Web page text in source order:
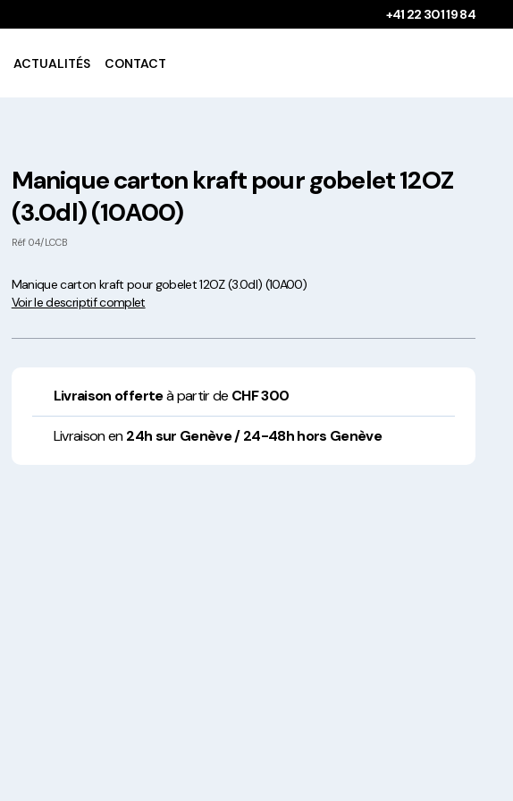
+41 22 301 19 84
Gobelets à boissons
chaudes 100%
en Europe
ACTUALITÉS CONTACT
Manique carton kraft pour gobelet 12OZ
(3.0dl) (10A00)
Réf 04/LCCB
Manique carton kraft pour gobelet 12OZ (3.0dl) (10A00)
Voir le descriptif complet
Livraison offerteà partir de CHF 300
Livraison en24h sur Genève / 24-48h hors Genève